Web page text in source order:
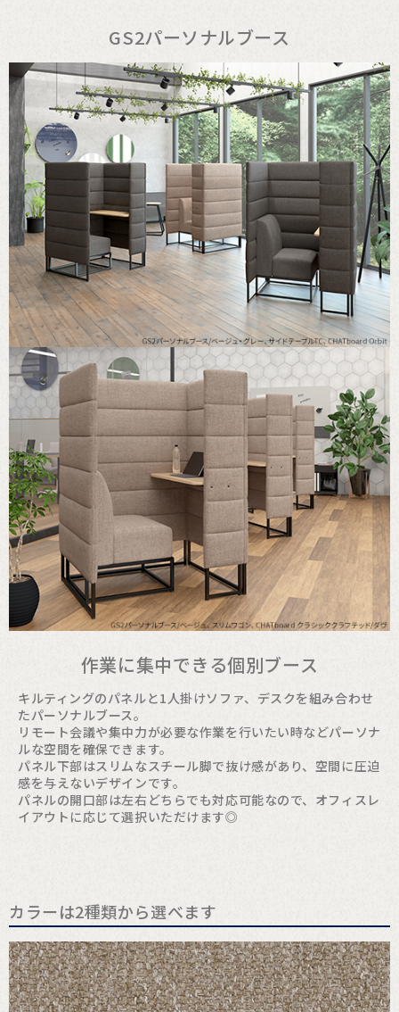
GS2パーソナルブース
作業に集中できる個別ブース
キルティングのパネルと1人掛けソファ、デスクを組み合わせ
たパーソナルブース。
リモート会議や集中力が必要な作業を行いたい時などパーソナ
ルな空間を確保できます。
パネル下部はスリムなスチール脚で抜け感があり、空間に圧迫
感を与えないデザインです。
パネルの開口部は左右どちらでも対応可能なので、オフィスレ
イアウトに応じて選択いただけます◎
カラーは2種類から選べます